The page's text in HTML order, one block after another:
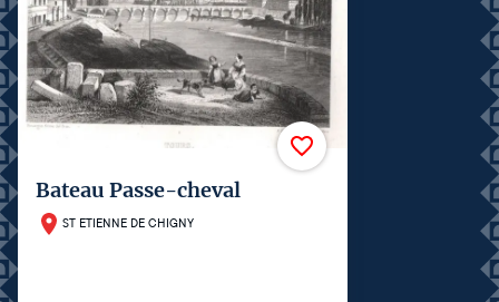
Bateau Passe-cheval
ST ETIENNE DE CHIGNY